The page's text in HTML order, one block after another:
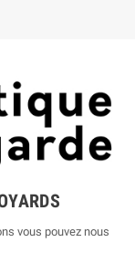
vous pouvez nous